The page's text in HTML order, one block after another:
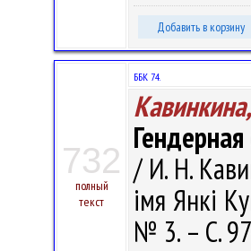
Добавить в корзину
732
полный
текст
ББК 74.
/ И. Н.
імя Янкі
№ 3. – С.